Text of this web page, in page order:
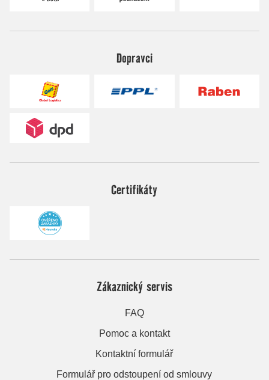
Dopravci
Certifikáty
Zákaznický servis
FAQ
Pomoc a kontakt
Kontaktní formulář
Formulář pro odstoupení od smlouvy